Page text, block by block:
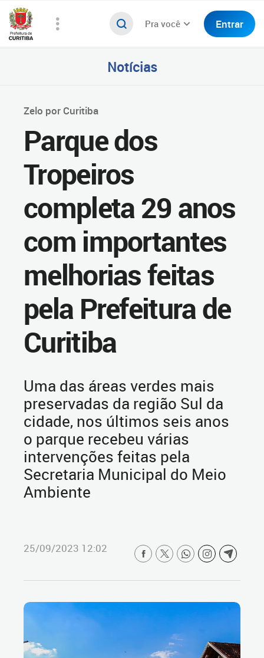
Pra você Entrar
Notícias
Zelo por Curitiba
Parque dos
Tropeiros
completa 29 anos
com importantes
melhorias feitas
pela Prefeitura de
Curitiba
Uma das áreas verdes mais
preservadas da região Sul da
cidade, nos últimos seis anos
o parque recebeu várias
intervenções feitas pela
Secretaria Municipal do Meio
Ambiente
25/09/2023 12:02